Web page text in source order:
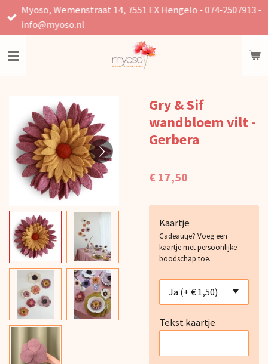
Ga
direct
de
Myoso, Wemenstraat 14, 7551 EX Hengelo - 074-2507913 -
info@myoso.nl
Gry & Sif
wandbloem vilt -
Gerbera
€ 17,50
Kaartje
Cadeautje? Voeg een
kaartje met persoonlijke
boodschap toe.
Tekst kaartje